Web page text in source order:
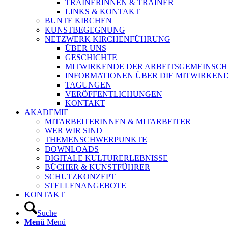
TRAINERINNEN & TRAINER
LINKS & KONTAKT
BUNTE KIRCHEN
KUNSTBEGEGNUNG
NETZWERK KIRCHENFÜHRUNG
ÜBER UNS
GESCHICHTE
MITWIRKENDE DER
INFORMATIONEN ÜBER DIE
TAGUNGEN
VERÖFFENTLICHUNGEN
KONTAKT
AKADEMIE
MITARBEITERINNEN & MITARBEITER
WER WIR SIND
THEMENSCHWERPUNKTE
DOWNLOADS
DIGITALE KULTURERLEBNISSE
BÜCHER & KUNSTFÜHRER
SCHUTZKONZEPT
STELLENANGEBOTE
KONTAKT
Suche
Menü Menü